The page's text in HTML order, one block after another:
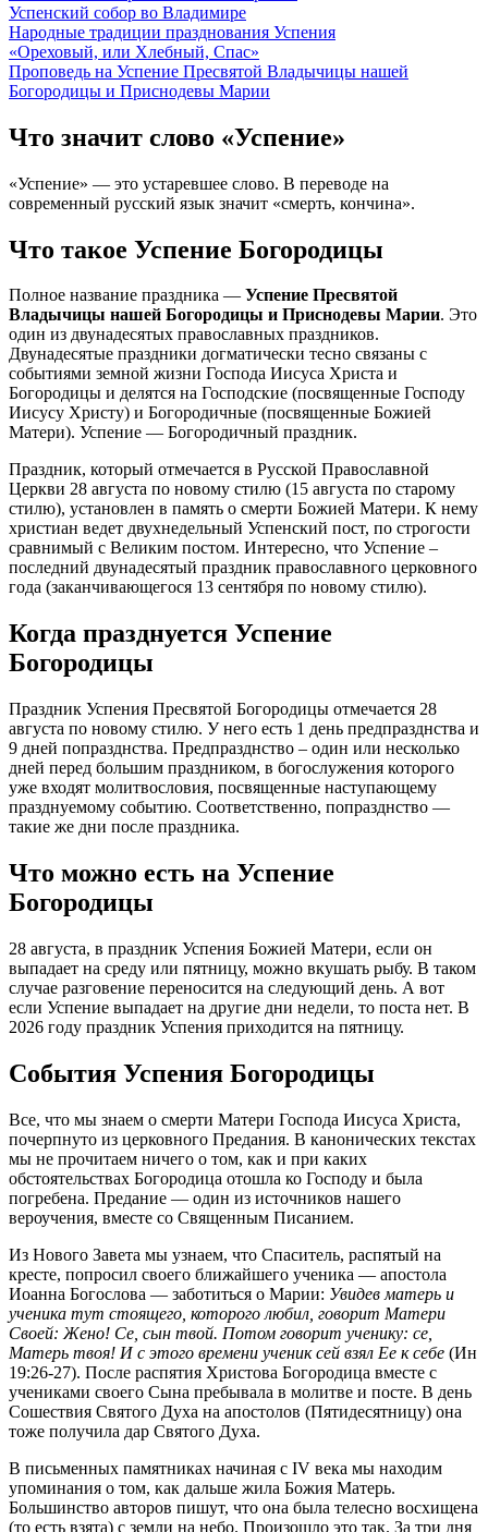
Успенский собор во Владимире
Народные традиции празднования Успения
«Ореховый, или Хлебный, Спас»
Проповедь на Успение Пресвятой Владычицы нашей
Богородицы и Приснодевы Марии
Что значит слово «Успение»
«Успение» — это устаревшее слово. В переводе на
современный русский язык значит «смерть, кончина».
Что такое Успение Богородицы
Полное название праздника — Успение Пресвятой
Владычицы нашей Богородицы и Приснодевы Марии. Это
один из двунадесятых православных праздников.
Двунадесятые праздники догматически тесно связаны с
событиями земной жизни Господа Иисуса Христа и
Богородицы и делятся на Господские (посвященные Господу
Иисусу Христу) и Богородичные (посвященные Божией
Матери). Успение — Богородичный праздник.
Праздник, который отмечается в Русской Православной
Церкви 28 августа по новому стилю (15 августа по старому
стилю), установлен в память о смерти Божией Матери. К нему
христиан ведет двухнедельный Успенский пост, по строгости
сравнимый с Великим постом. Интересно, что Успение –
последний двунадесятый праздник православного церковного
года (заканчивающегося 13 сентября по новому стилю).
Когда празднуется Успение
Богородицы
Праздник Успения Пресвятой Богородицы отмечается 28
августа по новому стилю. У него есть 1 день предпразднства и
9 дней попразднства. Предпразднство – один или несколько
дней перед большим праздником, в богослужения которого
уже входят молитвословия, посвященные наступающему
празднуемому событию. Соответственно, попразднство —
такие же дни после праздника.
Что можно есть на Успение
Богородицы
28 августа, в праздник Успения Божией Матери, если он
выпадает на среду или пятницу, можно вкушать рыбу. В таком
случае разговение переносится на следующий день. А вот
если Успение выпадает на другие дни недели, то поста нет. В
2026 году праздник Успения приходится на пятницу.
События Успения Богородицы
Все, что мы знаем о смерти Матери Господа Иисуса Христа,
почерпнуто из церковного Предания. В канонических текстах
мы не прочитаем ничего о том, как и при каких
обстоятельствах Богородица отошла ко Господу и была
погребена. Предание — один из источников нашего
вероучения, вместе со Священным Писанием.
Из Нового Завета мы узнаем, что Спаситель, распятый на
кресте, попросил своего ближайшего ученика — апостола
Иоанна Богослова — заботиться о Марии: Увидев матерь и
ученика тут стоящего, которого любил, говорит Матери
Своей: Жено! Се, сын твой. Потом говорит ученику: се,
Матерь твоя! И с этого времени ученик сей взял Ее к себе (Ин
19:26-27). После распятия Христова Богородица вместе с
учениками своего Сына пребывала в молитве и посте. В день
Сошествия Святого Духа на апостолов (Пятидесятницу) она
тоже получила дар Святого Духа.
В письменных памятниках начиная с IV века мы находим
упоминания о том, как дальше жила Божия Матерь.
Большинство авторов пишут, что она была телесно восхищена
(то есть взята) с земли на небо. Произошло это так. За три дня